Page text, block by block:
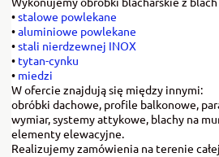
•stalowe powlekane
•aluminiowe powlekane
•stali nierdzewnej INOX
• tytan-cynku
• miedzi
W ofercie znajdują się między innymi:
obróbki dachowe, profile balkonowe,
wymiar, systemy attykowe, blachy na
elementy elewacyjne.
Realizujemy zamówienia na terenie